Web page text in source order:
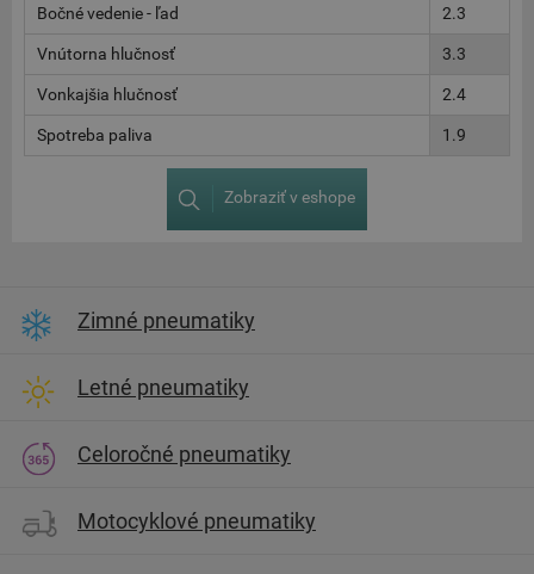
Bočné vedenie - ľad 2.3
Vnútorna hlučnosť 3.3
Vonkajšia hlučnosť 2.4
Spotreba paliva 1.9
Zobraziť v eshope
Zimné pneumatiky
Letné pneumatiky
Celoročné pneumatiky
Motocyklové pneumatiky